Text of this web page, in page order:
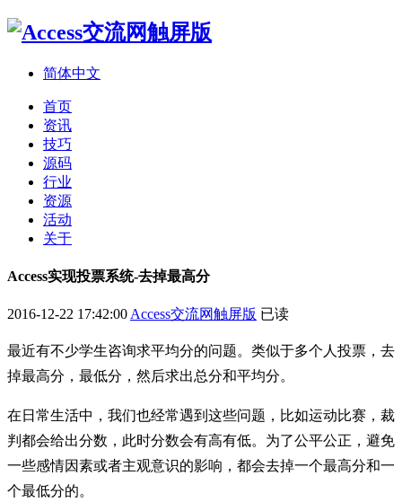
简体中文
首页
资讯
技巧
源码
行业
资源
活动
关于
Access实现投票系统-去掉最高分
2016-12-22 17:42:00 Access交流网触屏版 已读
最近有不少学生咨询求平均分的问题。类似于多个人投票，去
掉最高分，最低分，然后求出总分和平均分。
在日常生活中，我们也经常遇到这些问题，比如运动比赛，裁
判都会给出分数，此时分数会有高有低。为了公平公正，避免
一些感情因素或者主观意识的影响，都会去掉一个最高分和一
个最低分的。